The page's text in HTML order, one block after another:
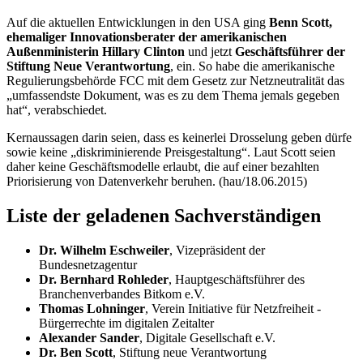
Auf die aktuellen Entwicklungen in den USA ging Benn Scott,
ehemaliger Innovationsberater der amerikanischen
Außenministerin Hillary Clinton und jetzt Geschäftsführer der
Stiftung Neue Verantwortung, ein. So habe die amerikanische
Regulierungsbehörde FCC mit dem Gesetz zur Netzneutralität das
„umfassendste Dokument, was es zu dem Thema jemals gegeben
hat“, verabschiedet.
Kernaussagen darin seien, dass es keinerlei Drosselung geben dürfe
sowie keine „diskriminierende Preisgestaltung“. Laut Scott seien
daher keine Geschäftsmodelle erlaubt, die auf einer bezahlten
Priorisierung von Datenverkehr beruhen. (hau/18.06.2015)
Liste der geladenen Sachverständigen
Dr. Wilhelm Eschweiler, Vizepräsident der
Bundesnetzagentur
Dr. Bernhard Rohleder, Hauptgeschäftsführer des
Branchenverbandes Bitkom e.V.
Thomas Lohninger, Verein Initiative für Netzfreiheit -
Bürgerrechte im digitalen Zeitalter
Alexander Sander, Digitale Gesellschaft e.V.
Dr. Ben Scott, Stiftung neue Verantwortung